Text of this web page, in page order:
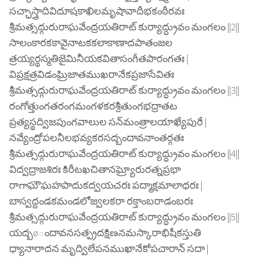
సచ్ఛాస్త్రాదివిదూషకాఖిలమృషావాదీభకంఠీరవః
శ్రీమత్సద్గురురాఘవేంద్రయతిరాట్ కుర్యాద్ధ్రువం మంగలం ||2||
సాలంకారకకావైనాటకకలాకాణాదపాతంజల
త్రయ్యర్థస్మతిజైమినీయకవితాసంగీతపారంగతః |
విప్రక్షత్రవిడంఘ్రిజాతముఖరానేకప్రజాసేవితః
శ్రీమత్సద్గురురాఘవేంద్రయతిరాట్ కుర్యాద్ధ్రువం మంగలం ||3||
రంగోత్తుంగతరంగమంగళకరశ్రీతుంగభద్రాతట
ప్రత్యస్థద్విజపుంగవాలుల సన్‍మంత్రాలయాఖ్యేపురే |
నవ్యేంద్రోపలనీలభవ్యకరసద్బందావనాంతర్గతః
శ్రీమత్సద్గురురాఘవేంద్రయతిరాట్ కుర్యాద్ధ్రువం మంగలం ||4||
విద్వద్రాజశిరః కిరీటఖచితానఘ్ర్యోరురత్నప్రభా
రాగాఘౌఘహపాదుకద్వయచరః పద్మాక్షమాలాధరః |
బాస్వద్దండకమండలోజ్వలకరా రక్తాంబరాడంబరః
శ్రీమత్సద్గురురాఘవేంద్రయతిరాట్ కుర్యాద్ధ్రువం మంగలం ||5||
యద్బøందావనసత్ప్రదక్షిణనమస్కారాభిషీకస్తుతి
ధ్యానారాదన మృద్విలేపనముఖానేకోపచారాన్ సదా |